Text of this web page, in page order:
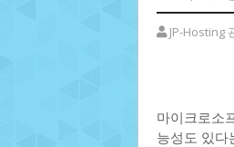
JP-Hosting
마이크로소
능성도 있다